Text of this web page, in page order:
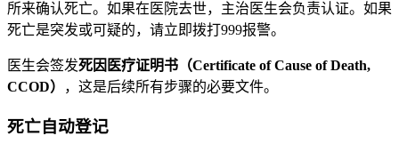
所来确认死亡。如果在医院去世，主治医生会负责认证。如果
死亡是突发或可疑的，请立即拨打999报警。
医生会签发死因医疗证明书（Certificate of Cause of Death,
CCOD）
，这是后续所有步骤的必要文件。
死亡自动登记